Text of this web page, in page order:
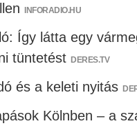
INFORADIO.HU
Így látta egy
tüntetést DERES.TV
és a keleti nyitás
Kölnben – a